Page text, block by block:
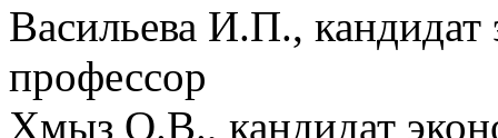
Васильева И.П., кандидат
профессор
Хмыз О.В., кандидат